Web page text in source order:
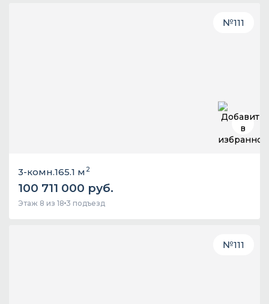
№111
3-комн.165.1 м 2
100 711 000 руб.
Этаж 8 из 18 3 подъезд
№111